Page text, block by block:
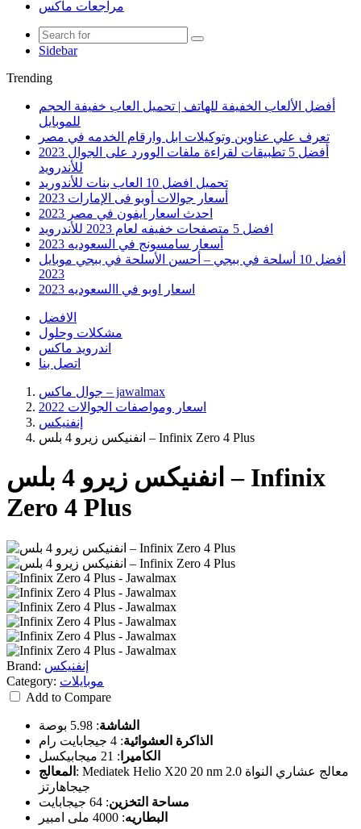
مراجعات ماكس
Sidebar
Trending
أفضل الألعاب الخفيفة للهاتف | تحميل العاب خفيفة الحجم
للموبايل
تعرف علي عناوين وتوكيلات ابل وارقام الخدمه في مصر
أفضل 5 تطبيقات لقراءة ملفات الوورد على الجوال 2023
للأندرويد
تحميل افضل 10 العاب بنات للأندوريد
أسعار جوالات أوبو فى الإمارات 2023
احدث اسعار ايفون في مصر 2023
افضل 5 متصفحات خفيفه لعام 2023 للأندرويد
أسعار سامسونج في السعوديه 2023
أفضل 10 أسلحة في ببجي – أحسن الأسلحة في ببجي موبايل
2023
اسعار اوبو في االسعوديه 2023
الافضل
مشكلات وحلول
اندرويد ماكس
اتصل بنا
جوال ماكس – jawalmax
اسعار ومواصفات الجوالات 2022
إنفنيكس
انفنيكس زيرو 4 بلس – Infinix Zero 4 Plus
انفنيكس زيرو 4 بلس – Infinix
Zero 4 Plus
Brand: إنفنيكس
Category: موبايلات
Add to Compare
الشاشة: 5.98 بوصة
الذاكرة العشوائية: 4 جيجابايت رام
الكاميرا : 21 ميجابيكسل
المعالج : Mediatek Helio X20 20 nm معالج عشاري النواة 2.0
جيجاهارتز
مساحة التخزين: 64 جيجابايت
البطاريه: 4000 ملى امبير